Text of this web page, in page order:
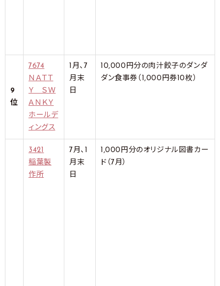
9
位
7674
ＮＡＴＴ
Ｙ ＳＷ
ＡＮＫＹ
ホールデ
ィングス
1月、7
月末
日
10,000円分の肉汁餃子のダンダ
ダン食事券（1,000円券10枚）
3421
稲葉製
作所
7月、1
月末
日
1,000円分のオリジナル図書カー
ド（7月）